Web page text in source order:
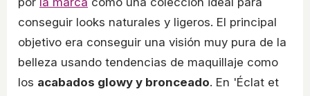
conseguir looks naturales y ligeros. El principal
objetivo era conseguir una visión muy pura de la
belleza usando tendencias de maquillaje como
los acabados glowy y bronceado. En 'Éclat et